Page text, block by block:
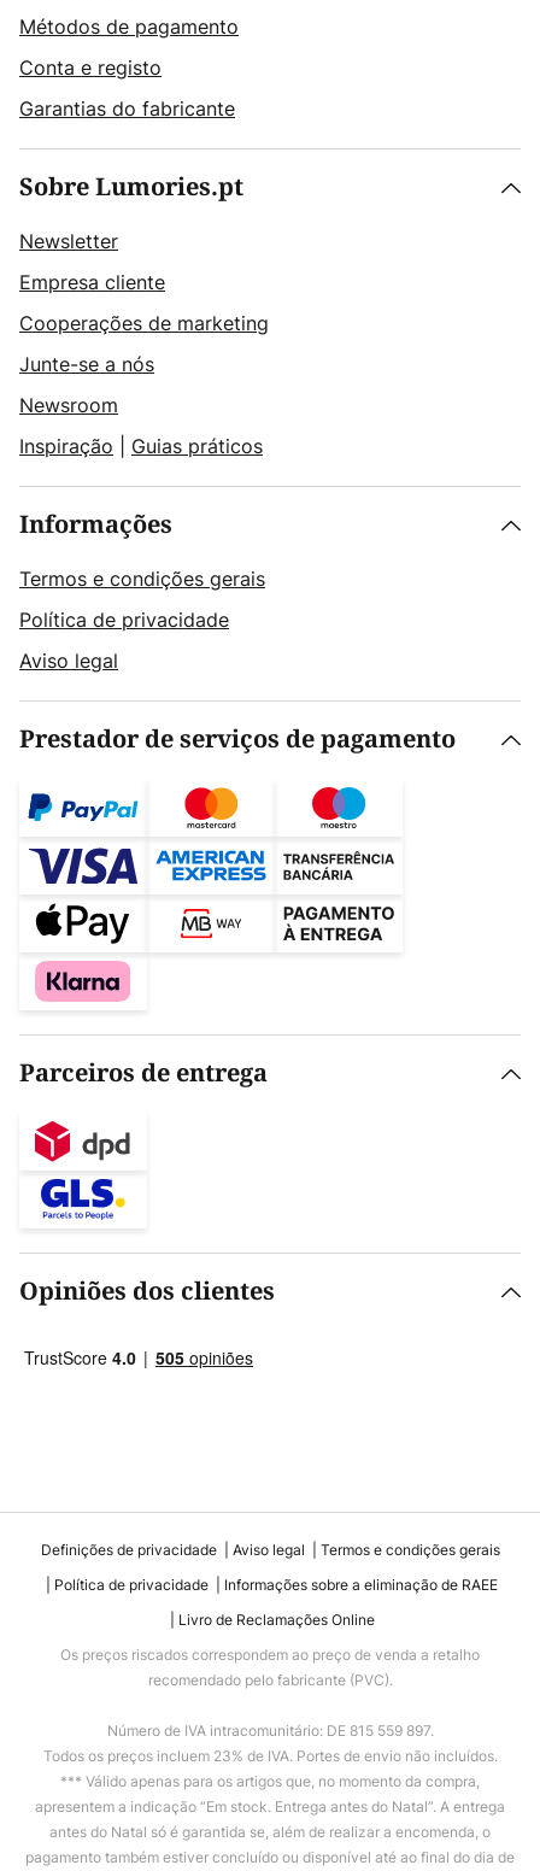
Métodos de pagamento
Conta e registo
Garantias do fabricante
Sobre Lumories.pt
Newsletter
Empresa cliente
Cooperações de marketing
Junte-se a nós
Newsroom
Inspiração
Guias práticos
Informações
Termos e condições gerais
Política de privacidade
Aviso legal
Prestador de serviços de pagamento
Parceiros de entrega
Opiniões dos clientes
Definições de privacidade Aviso legal
Termos e condições gerais
Política de privacidade
Informações sobre a eliminação de RAEE
Livro de Reclamações Online
Os preços riscados correspondem ao preço de venda a retalho
recomendado pelo fabricante (PVC).
Número de IVA intracomunitário: DE 815 559 897.
Todos os preços incluem 23% de IVA. Portes de envio não incluídos.
*** Válido apenas para os artigos que, no momento da compra,
apresentem a indicação “Em stock. Entrega antes do Natal”. A entrega
antes do Natal só é garantida se, além de realizar a encomenda, o
pagamento também estiver concluído ou disponível até ao final do dia de